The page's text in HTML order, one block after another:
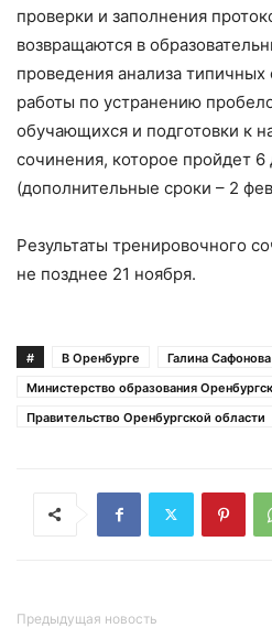
проверки и заполнения
возвращаются в
проведения анализа
работы по устранению
обучающихся и подготовки к
сочинения, которое пройдет 6
(дополнительные сроки – 2
Результаты тренировочного
не позднее 21 ноября.
# В Оренбурге Галина Сафонова
Министерство образования
Правительство Оренбургской области
Предыдущая новость